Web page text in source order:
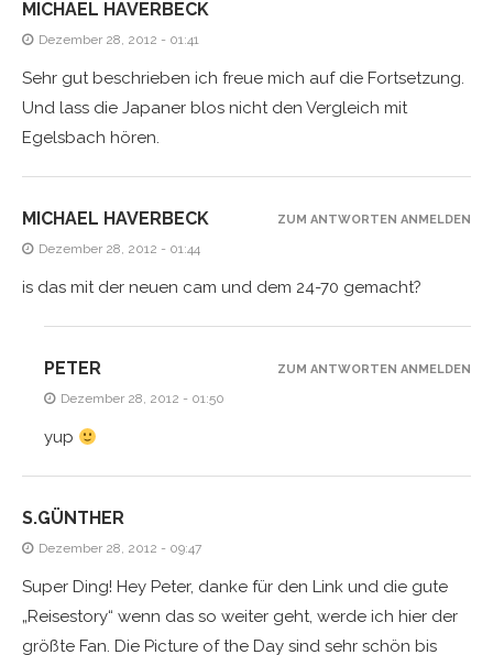
MICHAEL HAVERBECK
Dezember 28, 2012 - 01:41
Sehr gut beschrieben ich freue mich auf die Fortsetzung.
Und lass die Japaner blos nicht den Vergleich mit
Egelsbach hören.
MICHAEL HAVERBECK
Dezember 28, 2012 - 01:44
is das mit der neuen cam und dem 24-70 gemacht?
ZUM ANTWORTEN ANMELDEN
PETER
Dezember 28, 2012 - 01:50
yup
ZUM ANTWORTEN ANMELDEN
S.GÜNTHER
Dezember 28, 2012 - 09:47
Super Ding! Hey Peter, danke für den Link und die gute
„Reisestory“ wenn das so weiter geht, werde ich hier der
größte Fan. Die Picture of the Day sind sehr schön bis